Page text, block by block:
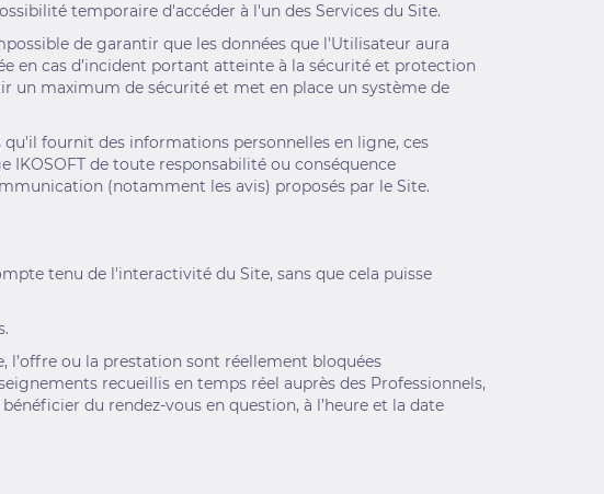
temporaire d'accéder à l'un des Services du Site.
de garantir que les données que l'Utilisateur aura
en cas d’incident portant atteinte à la sécurité et protection
un maximum de sécurité et met en place un système de
fournit des informations personnelles en ligne, ces
de toute responsabilité ou conséquence
(notamment les avis) proposés par le Site.
tenu de l'interactivité du Site, sans que cela puisse
l’offre ou la prestation sont réellement bloquées
recueillis en temps réel auprès des Professionnels,
du rendez-vous en question, à l’heure et la date